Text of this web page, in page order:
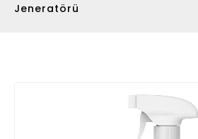
Jeneratörü